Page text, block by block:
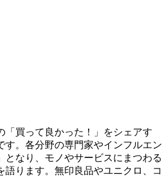
「買って良かった！」をシェアす
す。各分野の専門家やインフルエン
となり、モノやサービスにまつわる
語ります。無印良品やユニクロ、コ